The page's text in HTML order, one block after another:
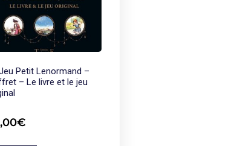
Petit Lenormand –
– Le livre et le jeu
€